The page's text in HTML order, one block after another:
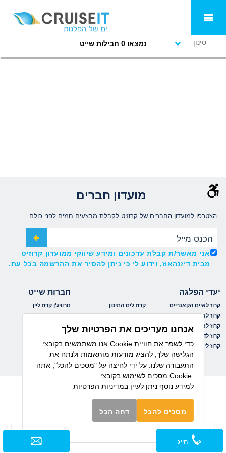
חייג
סינון נמצאו 0 חבילות שייט
מועדון חברים
הצטרפו למועדון החברים של קרוזיט לקבלת מבצעים חמים לפני כולם
אני מאשר/ת קבלת עדכונים ומידע שיווקי ממועדון קרוזיט
מבית דיזנהאוז, וידוע לי כי ניתן להסיר את ההרשמה בכל עת.
יעדי הפלגה
קרוז לאיים הקאנריים
קרוז לאיים הקריביים
קרוז לאלסקה
קרוז לדרום אמריקה
קרוז לים הבלטי
קרוז לים התיכון
קרוז למזרח הרחוק
קרוז לפיורדים הנורבגיים
קרוז לקנדה וניו אינגלנד
חברות שייט
נורוויג'ן קרוז ליין
רויאל קריביאן
אושיאניה
ריג'נט
MSC
אנחנו מעריכים את הפרטיות שלך
אנו משתמשים בקובצי Cookie כדי לשפר את חוויית
הגלישה שלך, להציג מודעות מותאמות ולנתח את
התעבורה שלנו. על ידי לחיצה על "מסכים להכל", אתה
מסכים לשימוש בקובצי Cookie.
למידע נוסף ניתן לעייןבמדיניות הפרטיות
דחה הכל מסכים להכל